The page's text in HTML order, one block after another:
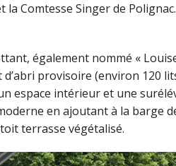
la Comtesse Singer de
également nommé «
provisoire (environ 120
espace intérieur et une
en ajoutant à la barge
terrasse végétalisé.